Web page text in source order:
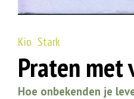
Kio Stark
Praten met
Hoe onbekenden je